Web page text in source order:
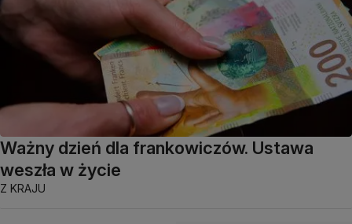
Ważny dzień dla frankowiczów. Ustawa
weszła w życie
Z KRAJU